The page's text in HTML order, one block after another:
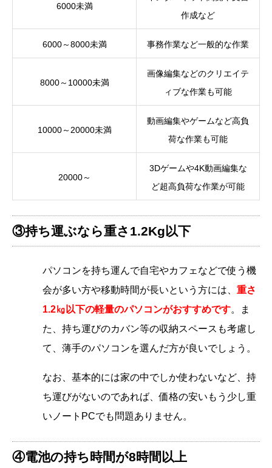
6000未満
作成など
6000～8000未満 事務作業など一般的な作業
8000～10000未満
画像編集などのクリエイテ
ィブな作業も可能
10000～20000未満
動画編集やゲームなど高負
荷な作業も可能
20000～
3Dゲームや4K動画編集な
ど超高負荷な作業が可能
③持ち運ぶなら重さ1.2Kg以下
パソコンを持ち運んで自宅やカフェなどで使う機
会が多い方や移動時間が長いという方には、 重さ
1.2㎏以下の軽量のパソコンがおすすめです。ま
た、持ち運びのカバン等の収納スペースも考慮し
て、薄手のパソコンを選んだ方が良いでしょう。
なお、基本的には家の中でしか使わないなど、持
ち運びがないのであれば、価格の安いもう少し重
いノートPCでも問題ありません。
④電池の持ち時間が8時間以上